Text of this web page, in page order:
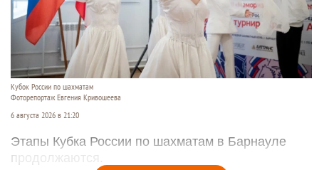
Кубок России по шахматам
Фоторепортаж Евгения Кривошеева
6 августа 2026 в 21:20
Этапы Кубка России по шахматам в Барнауле
продолжаются.